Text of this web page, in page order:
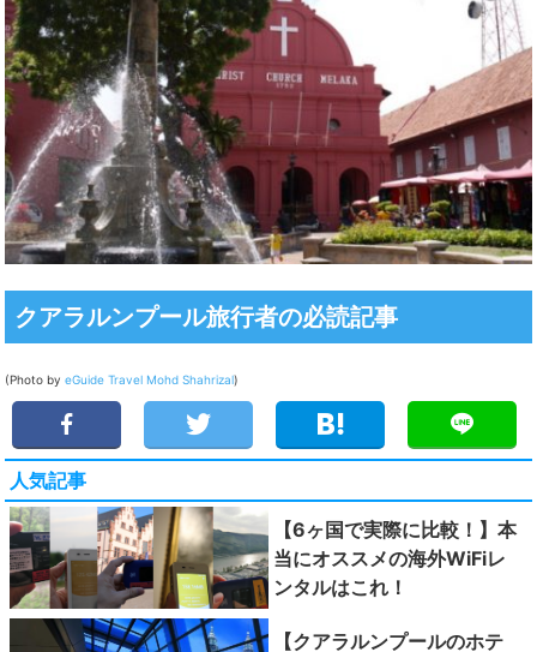
クアラルンプール旅行者の必読記事
(Photo by eGuide Travel Mohd Shahrizal)
人気記事
【6ヶ国で実際に比較！】本
当にオススメの海外WiFiレ
ンタルはこれ！
【クアラルンプールのホテ